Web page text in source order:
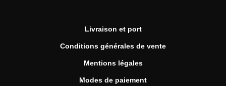
Livraison et port
Conditions générales de vente
Mentions légales
Modes de paiement